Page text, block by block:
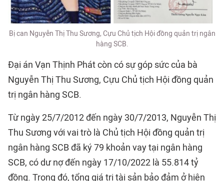
Bị can Nguyễn Thị Thu Sương, Cựu Chủ tịch Hội đồng quản trị ngân
hàng SCB.
Đại án Vạn Thịnh Phát còn có sự góp sức của bà
Nguyễn Thị Thu Sương, Cựu Chủ tịch Hội đồng quản
trị ngân hàng SCB.
Từ ngày 25/7/2012 đến ngày 30/7/2013, Nguyễn Thị
Thu Sương với vai trò là Chủ tịch Hội đồng quản trị
ngân hàng SCB đã ký 79 khoản vay tại ngân hàng
SCB, có dư nợ đến ngày 17/10/2022 là 55.814 tỷ
đồng. Trong đó, tổng giá trị tài sản bảo đảm ở hiện